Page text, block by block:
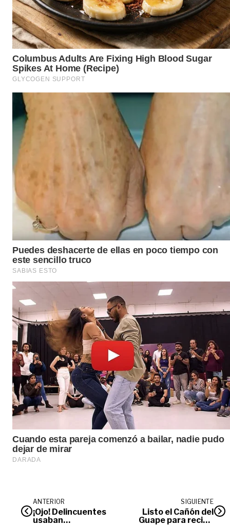
ANTERIOR
¡Ojo! Delincuentes
usaban
SIGUIENTE
Listo el Cañón del
Guape para recibir